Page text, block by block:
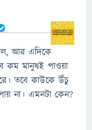
আর এদিকে
কম মানুষই পাওয়া
তবে কাউকে উঁচু
না। এমনটা কেন?